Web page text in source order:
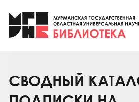
Клуб «Гиря и
Клуб «Семейный
Коллегам
Контакты
СВОДНЫЙ